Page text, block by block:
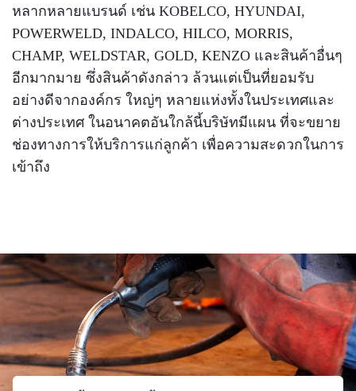
อะไหล่
เปลือง
เครื่อง
ตัด
พลา
เครื่อง
เชื่อม
วัสดุ
เครื่อง
กลุ่ม
ลวด
หลากหลายแบรนด์ เช่น KOBELCO, HYUNDAI,
POWERWELD, INDALCO, HILCO, MORRIS,
CHAMP, WELDSTAR, GOLD, KENZO และสินค้าอื่นๆ
อีกมากมาย ซึ่งสินค้าดังกล่าว ล้วนแต่เป็นที่ยอมรับ
อย่างดีจากองค์กร ใหญ่ๆ หลายแห่งทั้งในประเทศและ
ต่างประเทศ ในอนาคตอันใกล้นี้บริษัทมีแผน ที่จะขยาย
ช่องทางการให้บริการแก่ลูกค้า เพื่อความสะดวกในการ
เข้าถึง